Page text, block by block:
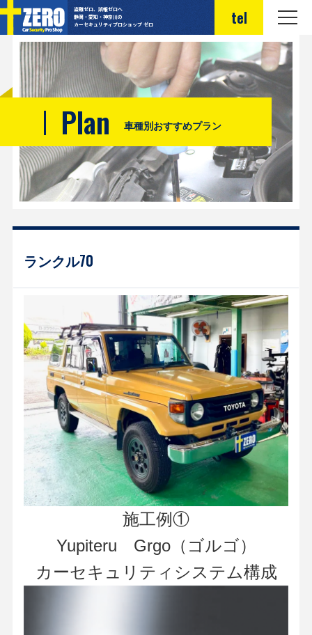
盗難ゼロ、誤報ゼロへ
静岡・愛知・神奈川の
カーセキュリティプロショップ ゼロ
tel
Plan 車種別おすすめプラン
ランクル70
施工例①
Yupiteru Grgo（ゴルゴ）
カーセキュリティシステム構成